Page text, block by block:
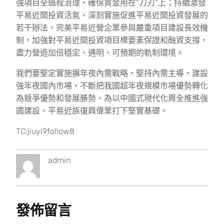
強項目全過程治理，確保資金用在“刀刃”上；持續激發
平易近間投資活氣，深刻實施促進平易近間投資發展的
若干辦法，完美平易近營企業參與嚴重項目建設長效機
制，加強對平易近間投資項目標要素保證和融資支撐，
盡力營造加倍穩定、通明、可預期的軌制環境。
我們要堅定實施擴年夜內需戰略，堅持內需主導，建設
強年夜國內市場，不斷把我國超年夜規模市場優勢轉化
為競爭優勢和發展勝勢，為以中國式現代化周全推進強
國建設、平易近族復興偉業打下堅實基礎。
TC:jiuyi9follow8
admin
發佈留言